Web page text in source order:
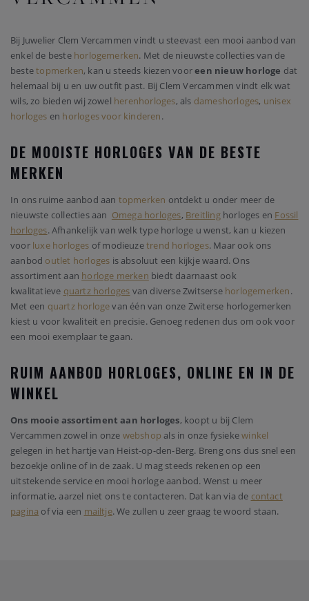
Bij Juwelier Clem Vercammen vindt u steevast een mooi aanbod van
enkel de beste horlogemerken. Met de nieuwste collecties van de
bestetopmerken, kan u steeds kiezen vooreen nieuw horloge dat
helemaal bij u en uw outfit past. Bij Clem Vercammen vindt elk wat
wils, zo bieden wij zowel herenhorloges, als dameshorloges, unisex
horloges en horloges voor kinderen.
DE MOOISTE HORLOGES VAN DE BESTE
MERKEN
In ons ruime aanbod aan topmerken ontdekt u onder meer de
nieuwste collecties aan Omega horloges, Breitlinghorloges en Fossil
horloges. Afhankelijk van welk type horloge u wenst, kan u kiezen
voor luxe horloges of modieuzetrend horloges. Maar ook ons
aanbod outlet horloges is absoluut een kijkje waard. Ons
assortiment aan horloge merken biedt daarnaast ook
kwalitatieve quartz horloges van diverse Zwitserse horlogemerken.
Met een quartz horlogevan één van onze Zwiterse horlogemerken
kiest u voor kwaliteit en precisie. Genoeg redenen dus om ook voor
een mooi exemplaar te gaan.
RUIM AANBOD HORLOGES, ONLINE EN IN DE
WINKEL
Ons mooie assortiment aan horloges, koopt u bij Clem
Vercammen zowel in onze webshop als in onze fysiekewinkel
gelegen in het hartje van Heist-op-den-Berg. Breng ons dus snel een
bezoekje online of in de zaak. U mag steeds rekenen op een
uitstekende service en mooi horloge aanbod. Wenst u meer
informatie, aarzel niet ons te contacteren. Dat kan via de contact
pagina of via een mailtje. We zullen u zeer graag te woord staan.